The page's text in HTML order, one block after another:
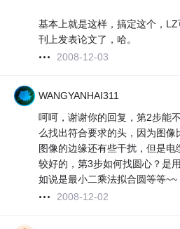
基本上就是这样，搞定这个，
刊上发表论文了，哈。
2008-12-03
WANGYANHAI311
呵呵，谢谢你的回复，第2步能
么找出符合要求的头，因为图像
图像的边缘还有些干扰，但是电
较好的，第3步如何找圆心？是
如说是最小二乘法拟合圆等等~~
2008-12-02